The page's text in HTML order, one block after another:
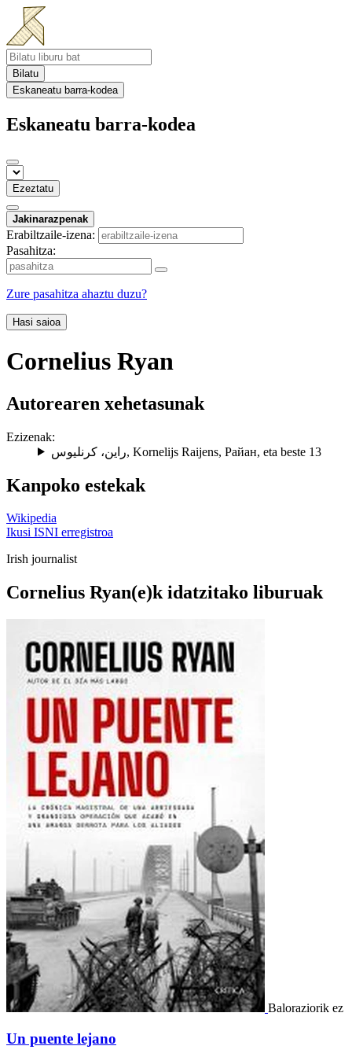
Bilatu
Eskaneatu barra-kodea
Eskaneatu barra-kodea
Ezeztatu
Jakinarazpenak
Erabiltzaile-izena:
Pasahitza:
Zure pasahitza ahaztu duzu?
Hasi saioa
Cornelius Ryan
Autorearen xehetasunak
Ezizenak:
راين، کرنليوس, Kornelijs Raijens, Райан, eta beste 13
Kanpoko estekak
Wikipedia
Ikusi ISNI erregistroa
Irish journalist
Cornelius Ryan(e)k idatzitako liburuak
Baloraziorik ez
Un puente lejano